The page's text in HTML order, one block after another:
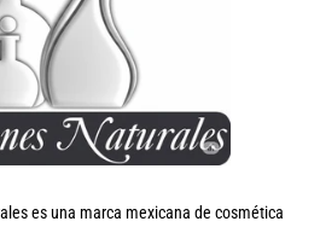
es una marca mexicana de cosmética